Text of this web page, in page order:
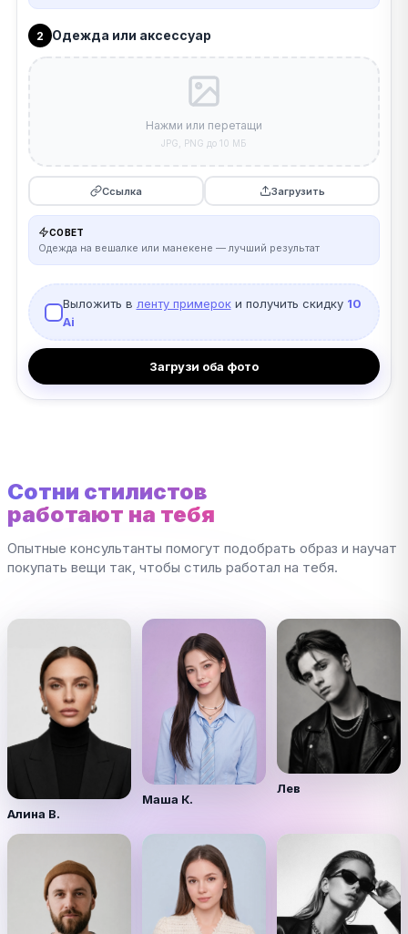
2 Одежда или аксессуар
Нажми или перетащи
JPG, PNG до 10 МБ
Ссылка Загрузить
СОВЕТ
Одежда на вешалке или манекене — лучший результат
Выложить в ленту примероки получить скидку 10
Ai
Загрузи оба фото
Сотни стилистов
работают на тебя
Опытные консультанты помогут подобрать образ и научат
покупать вещи так, чтобы стиль работал на тебя.
Алина В.
Маша К.
Лев